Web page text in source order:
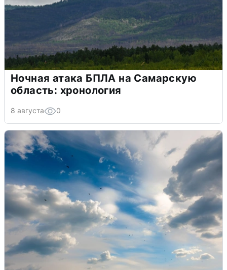
Ночная атака БПЛА на Самарскую
область: хронология
8 августа 0